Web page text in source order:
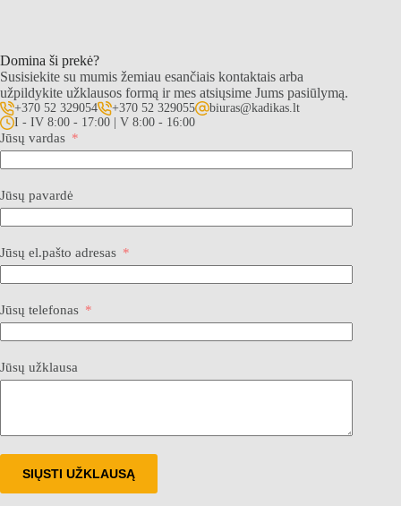
Domina ši prekė?
Susisiekite su mumis žemiau esančiais kontaktais arba
užpildykite užklausos formą ir mes atsiųsime Jums pasiūlymą.
+370 52 329054 +370 52 329055
biuras@kadikas.lt
I - IV 8:00 - 17:00 | V 8:00 - 16:00
Jūsų vardas
Jūsų pavardė
Jūsų el.pašto adresas
Jūsų telefonas
Jūsų užklausa
SIŲSTI UŽKLAUSĄ